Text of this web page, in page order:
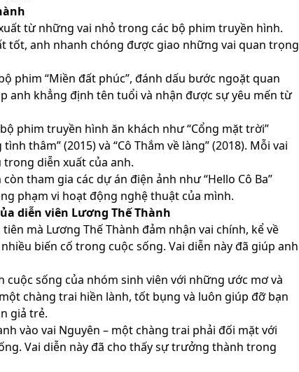
từ những vai nhỏ trong các bộ phim truyền hình.
tốt, anh nhanh chóng được giao những vai quan trọng
phim “Miền đất phúc”, đánh dấu bước ngoặt quan
anh khẳng định tên tuổi và nhận được sự yêu mến từ
phim truyền hình ăn khách như “Cổng mặt trời”
thâm” (2015) và “Cô Thắm về làng” (2018). Mỗi vai
trong diễn xuất của anh.
tham gia các dự án điện ảnh như “Hello Cô Ba”
phạm vi hoạt động nghệ thuật của mình.
diễn viên Lương Thế Thành
mà Lương Thế Thành đảm nhận vai chính, kể về
biến cố trong cuộc sống. Vai diễn này đã giúp anh
cuộc sống của nhóm sinh viên với những ước mơ và
chàng trai hiền lành, tốt bụng và luôn giúp đỡ bạn
giả trẻ.
vào vai Nguyên – một chàng trai phải đối mặt với
Vai diễn này đã cho thấy sự trưởng thành trong